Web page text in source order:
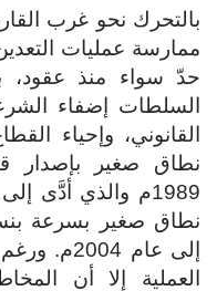
بالتحرك نحو غرب
ممارسة عمليات
حدّ سواء منذ عقود،
السلطات إضفاء
القانوني، وإحياء
1989م والذي أدَّى
إلى عام
العملية إلا أن